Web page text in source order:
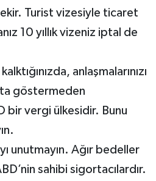
Turist vizesiyle ticaret
10 yıllık vizeniz iptal de
anlaşmalarınızı
göstermeden
bir vergi ülkesidir. Bunu
unutmayın. Ağır bedeller
sahibi sigortacılardır.